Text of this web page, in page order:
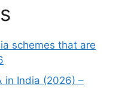
schemes that are
in India (2026) –